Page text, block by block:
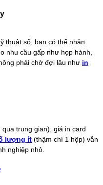
thuật số, bạn có thể nhận
nhu cầu gấp như họp hành,
phải chờ đợi lâu như in
trung gian), giá in card
lượng ít (thậm chí 1 hộp) vẫn
nghiệp nhỏ.